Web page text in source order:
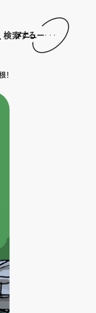
検索する
メニュー
！